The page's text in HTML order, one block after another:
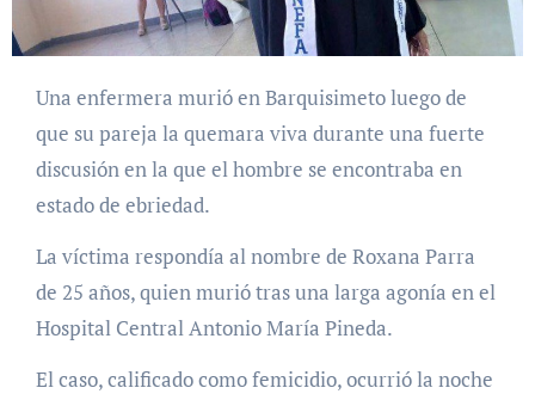
Una enfermera murió en Barquisimeto luego de
que su pareja la quemara viva durante una fuerte
discusión en la que el hombre se encontraba en
estado de ebriedad.
La víctima respondía al nombre de Roxana Parra
de 25 años, quien murió tras una larga agonía en el
Hospital Central Antonio María Pineda.
El caso, calificado como femicidio, ocurrió la noche